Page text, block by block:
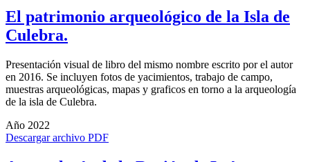
El patrimonio arqueológico de la Isla de
Culebra.
Presentación visual de libro del mismo nombre escrito por el autor
en 2016. Se incluyen fotos de yacimientos, trabajo de campo,
muestras arqueológicas, mapas y graficos en torno a la arqueología
de la isla de Culebra.
Año 2022
Descargar archivo PDF